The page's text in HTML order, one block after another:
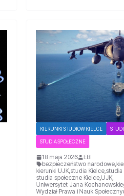
KIERUNKI STUDIÓW KIELCE
STUDIA SPOŁECZNE
18 maja 2026
EB
bezpieczeństwo narodowe,
kierunki UJK,studia Kielce,studia
studia społeczne Kielce,UJK,
Uniwersytet Jana
Wydział Prawa i Nauk